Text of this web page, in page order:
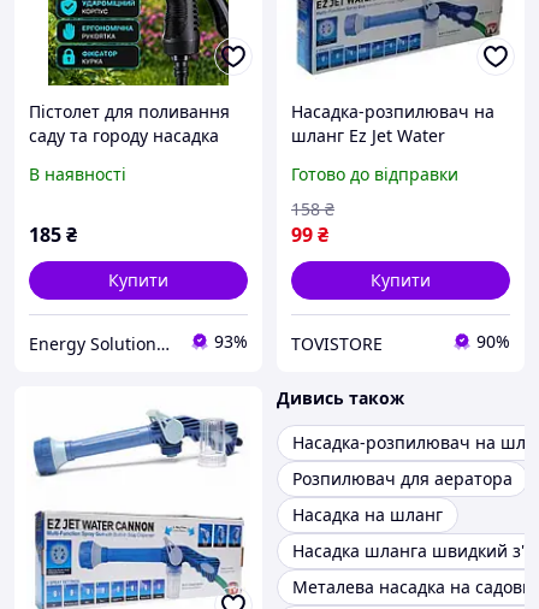
Пістолет для поливання
саду та городу насадка
режимів поливання
В наявності
185₴
Купити
Energy Solutions UA 93%
Насадка-розпилювач на
шланг Ez Jet Water
для миючих засобів, для
миття авто, вікон, поливу
(8 режимів)
Готово до відправки
99₴
158 ₴
Купити
TOVISTORE 90%
Дивись також
Насадка-розпилювач на
Розпилювач для аератора
Насадка на шланг
Насадка шланга швидкий
Металева насадка на